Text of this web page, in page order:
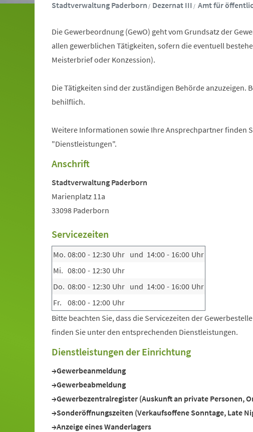
Stadtverwaltung Paderborn Dezernat III Amt für
Die Gewerbeordnung (GewO) geht vom Grundsatz der
allen gewerblichen Tätigkeiten, sofern die eventuell
Meisterbrief oder Konzession).
Die Tätigkeiten sind der zuständigen Behörde anzuzeigen.
behilflich.
Weitere Informationen sowie Ihre Ansprechpartner finden
"Dienstleistungen".
Anschrift
Stadtverwaltung Paderborn
Marienplatz 11a
33098 Paderborn
Servicezeiten
Mo. 08:00 - 12:30 Uhr und 14:00 - 16:00 Uhr
Mi. 08:00 - 12:30 Uhr
Do. 08:00 - 12:30 Uhr und 14:00 - 16:00 Uhr
Fr.
08:00 - 12:00 Uhr
Bitte beachten Sie, dass die Servicezeiten der
finden Sie unter den entsprechenden Dienstleistungen.
Dienstleistungen der Einrichtung
Gewerbeanmeldung
Gewerbeabmeldung
Gewerbezentralregister (Auskunft an private Personen,
Sonderöffnungszeiten (Verkaufsoffene Sonntage, Late
Anzeige eines Wanderlagers